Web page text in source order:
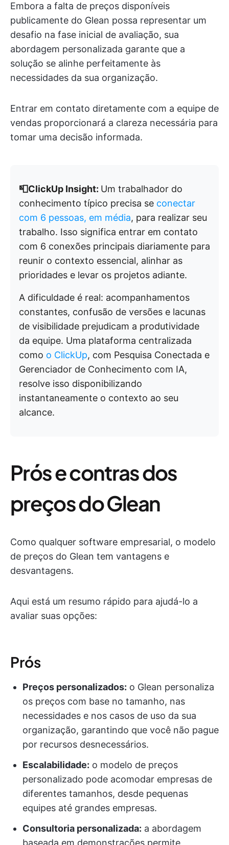
Embora a falta de preços disponíveis
publicamente do Glean possa representar um
desafio na fase inicial de avaliação, sua
abordagem personalizada garante que a
solução se alinhe perfeitamente às
necessidades da sua organização.
Entrar em contato diretamente com a equipe de
vendas proporcionará a clareza necessária para
tomar uma decisão informada.
📮ClickUp Insight: Um trabalhador do
conhecimento típico precisa se conectar
com 6 pessoas, em média, para realizar seu
trabalho. Isso significa entrar em contato
com 6 conexões principais diariamente para
reunir o contexto essencial, alinhar as
prioridades e levar os projetos adiante.
A dificuldade é real: acompanhamentos
constantes, confusão de versões e lacunas
de visibilidade prejudicam a produtividade
da equipe. Uma plataforma centralizada
como o ClickUp, com Pesquisa Conectada e
Gerenciador de Conhecimento com IA,
resolve isso disponibilizando
instantaneamente o contexto ao seu
alcance.
Prós e contras dos
preços do Glean
Como qualquer software empresarial, o modelo
de preços do Glean tem vantagens e
desvantagens.
Aqui está um resumo rápido para ajudá-lo a
avaliar suas opções:
Prós
Preços personalizados: o Glean personaliza
os preços com base no tamanho, nas
necessidades e nos casos de uso da sua
organização, garantindo que você não pague
por recursos desnecessários.
Escalabilidade: o modelo de preços
personalizado pode acomodar empresas de
diferentes tamanhos, desde pequenas
equipes até grandes empresas.
Consultoria personalizada: a abordagem
baseada em demonstrações permite